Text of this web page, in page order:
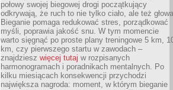
połowy swojej biegowej drogi początkujący
odkrywają, że ruch to nie tylko ciało, ale też
Bieganie pomaga redukować stres, porządkować
myśli, poprawia jakość snu. W tym momencie
warto sięgnąć po proste plany treningowe 5 km,
km, czy pierwszego startu w zawodach –
znajdziesz więcej tutaj w rozpisanych
harmonogramach i poradnikach mentalnych. Po
kilku miesiącach konsekwencji przychodzi
największa nagroda: moment, w którym bieganie